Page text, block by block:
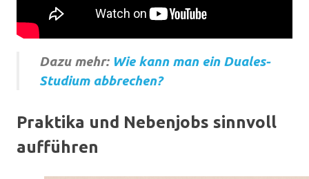
Dazu mehr: Wie kann man ein Duales-
Studium abbrechen?
Praktika und Nebenjobs sinnvoll
aufführen